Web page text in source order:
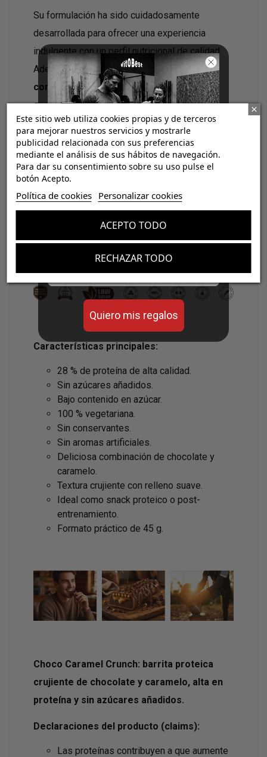
Su formulación ha sido cuidadosamente
desarrollada para ofrecer una experiencia
indulgente con un perfil nutricional de calidad.
Además, es100 % vegetariana, sin
conservantes y sin aromas artificiales, lo
que la convierte en una opción más natural
dentro de las barritas proteicas.
Su combinación de cobertura de chocolate,
relleno cremoso de caramelo y textura crujiente
la hacen perfecta para consumir después del
entrenamiento, entre comidas o cuando
necesites un aporte extra de proteína con un
sabor excepcional.
Características principales:
28 % de proteína de alta calidad.
Sin azúcares añadidos.
Bajo contenido en azúcar.
100 % vegetariana.
Sin conservantes.
Sin aromas artificiales.
Deliciosa combinación de chocolate y
caramelo.
Textura crujiente con relleno suave.
Ideal como snack proteico o post-
entrenamiento.
Formato práctico de 45 g.
Choco Caramel Crunch: barrita proteica
crujiente de chocolate y caramelo, alta en
proteína y sin azúcares añadidos.
Declaraciones del producto (claims):
Las proteínas contribuyen a que aumente
Este sitio web utiliza cookies propias y de terceros
para mejorar nuestros servicios y mostrarle
publicidad relacionada con sus preferencias
mediante el análisis de sus hábitos de navegación.
Para dar su consentimiento sobre su uso pulse el
botón Acepto.
Política de cookies Personalizar cookies
RECHAZAR TODO
ACEPTO TODO
¡Consigue regalos gratis
con tus pedidos!
Aumenta el valor de tus compras con regalos
diseñados para mejorar tu rendimiento
Quiero mis regalos